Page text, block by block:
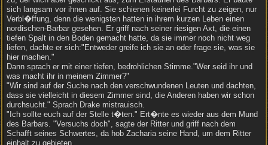
sich langsam vor ihnen auf. Sie schienen keinerlei Furcht zu zeigen, nur
Verbl�ffung, denn die wenigsten hatten in ihrem kurzen Leben einen
nordischen-Barbar gesehen. Er griff nach seiner riesigen Axt, die einen
tiefen Spalt in den Boden gemacht hatte, da sie immer noch nicht weg
liefen, dachte er sich:"Entweder greife ich sie an oder frage sie, was sie
hier machen."
Dann sprach er mit einer tiefen, bedrohlichen Stimme."Wer seid ihr und
was macht ihr in meinem Zimmer?"
"Wir sind auf der Suche nach den verschwundenen Leuten und dachten,
dass sie vielleicht in diesem Zimmer sind, die Anderen haben wir schon
durchsucht." Sprach Drake mistrauisch.
"Ich sollte euch auf der Stelle t�ten." Ert�nte es wieder aus dem Mund
des Barbars. "Versuchs doch", sagte der Ritter und griff nach dem
Schafft seines Schwertes, da hob Zacharia seine Hand, um dem Ritter
einhalt zu gebieten.